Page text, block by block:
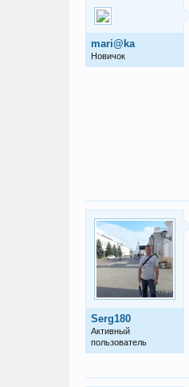
mari@ka
Новичок
Serg180
Активный
пользователь